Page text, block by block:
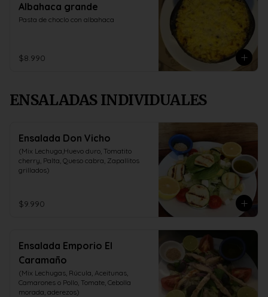
Albahaca grande
Pasta de choclo con albahaca
$8.990
ENSALADAS INDIVIDUALES
Ensalada Don Vicho
(Mix Lechuga,Huevo duro, Tomatito
cherry, Palta, Queso cabra, Zapallitos
grillados)
$9.990
Ensalada Emporio El
Caramaño
(Mix Lechugas, Rúcula, Aceitunas,
Camarones o Pollo, Tomate, Cebolla
morada, aderezos)